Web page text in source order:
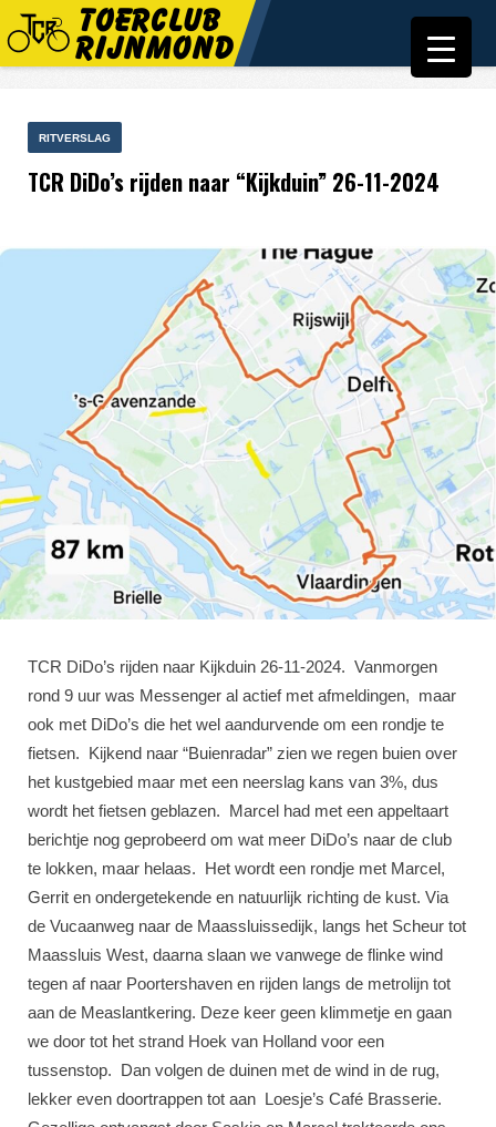
RITVERSLAG
TCR DiDo’s rijden naar “Kijkduin” 26-11-2024
TCR DiDo’s rijden naar Kijkduin 26-11-2024. Vanmorgen
rond 9 uur was Messenger al actief met afmeldingen, maar
ook met DiDo’s die het wel aandurvende om een rondje te
fietsen. Kijkend naar “Buienradar” zien we regen buien over
het kustgebied maar met een neerslag kans van 3%, dus
wordt het fietsen geblazen. Marcel had met een appeltaart
berichtje nog geprobeerd om wat meer DiDo’s naar de club
te lokken, maar helaas. Het wordt een rondje met Marcel,
Gerrit en ondergetekende en natuurlijk richting de kust. Via
de Vucaanweg naar de Maassluissedijk, langs het Scheur tot
Maassluis West, daarna slaan we vanwege de flinke wind
tegen af naar Poortershaven en rijden langs de metrolijn tot
aan de Measlantkering. Deze keer geen klimmetje en gaan
we door tot het strand Hoek van Holland voor een
tussenstop. Dan volgen de duinen met de wind in de rug,
lekker even doortrappen tot aan Loesje’s Café Brasserie.